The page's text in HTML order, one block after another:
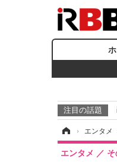
注目の話題
› エンタメ
エンタメ